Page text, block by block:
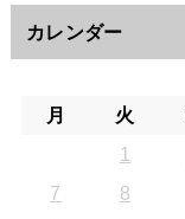
カレンダー
月
火
1
7
8